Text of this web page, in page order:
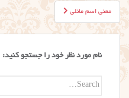
راهبری
نوشته
معنی اسم مانلی
نام مورد نظر خود را جستجو کنید:
Search